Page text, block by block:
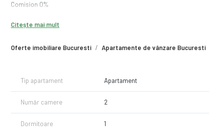
Oferte imobiliare Bucuresti Apartamente de vânzare Bucuresti
Comision 0%
Vă prezentăm spre vânzare un apartament modern cu 2 camere, situat
în MTM Pipera Residence, unul dintre cele mai apreciate ansambluri
atât pentru locuire, cât și pentru investiție.
Proprietatea se vinde complet mobilată și utilată, împreună cu locul de
parcare suprateran inclus în preț, astfel încât viitorul proprietar se
poate muta imediat, fără investiții suplimentare.
Citește mai mult
Tip apartament Apartament
Număr camere 2
Dormitoare 1